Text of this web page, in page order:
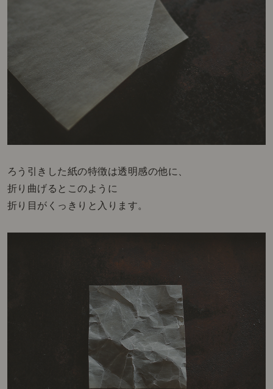
ろう引きした紙の特徴は透明感の他に、
折り曲げるとこのように
折り目がくっきりと入ります。